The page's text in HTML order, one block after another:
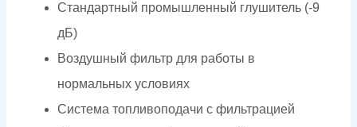
Стандартный промышленный глушитель (-9
дБ)
Воздушный фильтр для работы в
нормальных условиях
Система топливоподачи с фильтрацией